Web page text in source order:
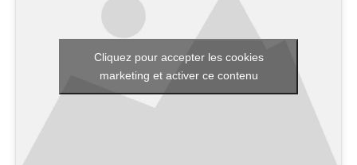
Cliquez pour accepter les cookies
marketing et activer ce contenu